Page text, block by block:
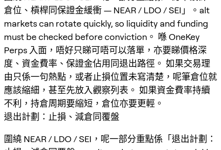
倉位、槓桿同保證金緩衝 — NEAR / LDO / SEI」。alt
markets can rotate quickly, so liquidity and funding
must be checked before conviction。 喺 OneKey
Perps 入面，唔好只睇可唔可以落單，亦要睇價格深
度、資金費率、保證金佔用同退出路徑。 如果交易理
由只係一句熱點，或者止損位置未寫清楚，呢筆倉位就
應該縮細，甚至先放入觀察列表。 如果資金費率持續
不利，持倉周期要縮短，倉位亦要更輕。
退出計劃：止損、減倉同覆盤
圍繞 NEAR / LDO / SEI，呢一部分重點係「退出計劃：